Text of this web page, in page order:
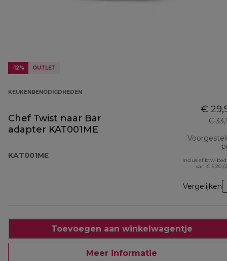
-12% OUTLET
KEUKENBENODIGDHEDEN
Chef Twist naar Bar
adapter KAT001ME
KAT001ME
€
€
Inclusief btw-
van € 5,20
Vergelijken
Toevoegen aan winkelwagentje
Meer informatie